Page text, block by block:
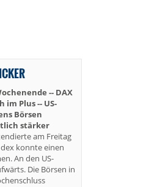
-- DAX
Plus -- US-
Börsen
stärker
am Freitag
konnte einen
An den US-
Die Börsen in